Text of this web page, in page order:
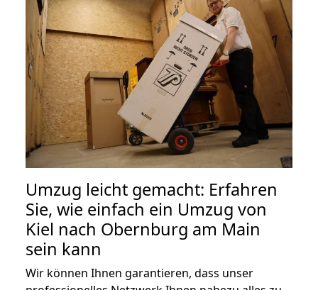
Umzug leicht gemacht: Erfahren
Sie, wie einfach ein Umzug von
Kiel nach Obernburg am Main
sein kann
Wir können Ihnen garantieren, dass unser